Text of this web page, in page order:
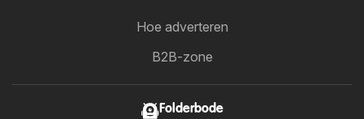
Hoe adverteren
B2B-zone
Folderbode